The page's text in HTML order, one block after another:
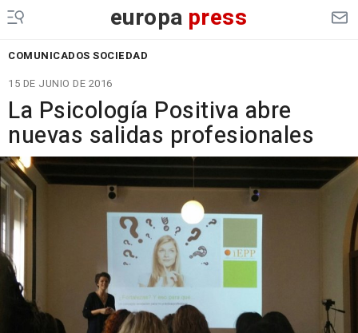
europa press
COMUNICADOS SOCIEDAD
15 DE JUNIO DE 2016
La Psicología Positiva abre
nuevas salidas profesionales